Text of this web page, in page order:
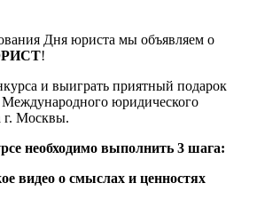
Дня юриста мы объявляем о
!
и выиграть приятный подарок
юридического
г. Москвы.
необходимо выполнить 3 шага:
видео о смыслах и ценностях